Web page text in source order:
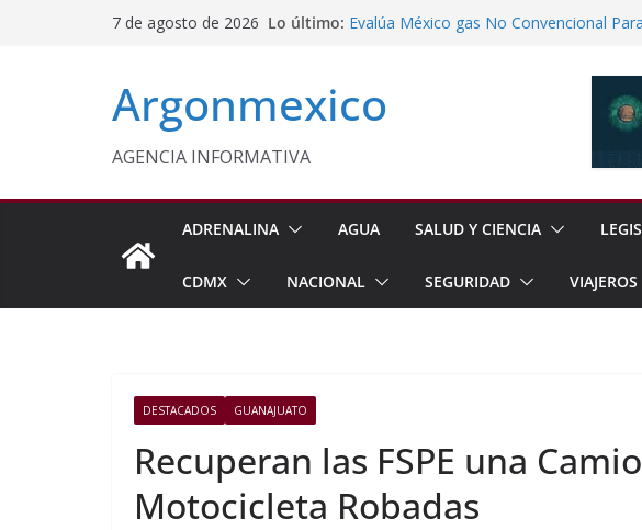
7 de agosto de 2026 Lo último: Evalúa México gas No Convencional
Texcoco Fortalece Prestaciones de
Aseguran Casi 10 Millones de Cigarrillos
Michoacán
Argonmexico
AGENCIA INFORMATIVA
ADRENALINA AGUA SALUD Y CIENCIA
CDMX NACIONAL SEGURIDAD VIAJEROS
DESTACADOS GUANAJUATO
Recuperan las FSPE una
Motocicleta Robadas